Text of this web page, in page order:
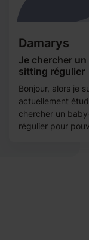
Damarys
Je chercher
sitting régulier
Bonjour, alors je
actuellement
chercher un
régulier pour